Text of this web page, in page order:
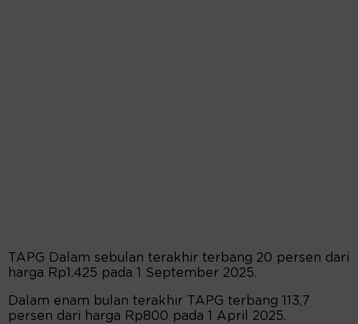
TAPG Dalam sebulan terakhir terbang 20 persen dari
harga Rp1.425 pada 1 September 2025.
Dalam enam bulan terakhir TAPG terbang 113,7
persen dari harga Rp800 pada 1 April 2025.